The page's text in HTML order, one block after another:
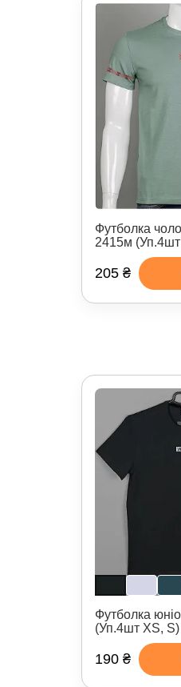
Футболка
2415м
205 ₴
Футболка
(Уп.4шт XS, S)
190 ₴